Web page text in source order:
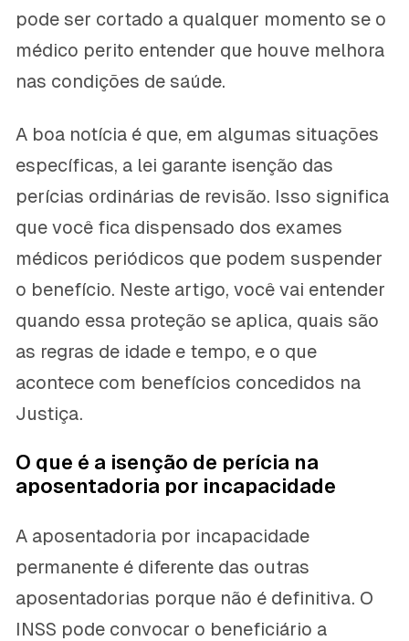
pode ser cortado a qualquer momento se o
médico perito entender que houve melhora
nas condições de saúde.
A boa notícia é que, em algumas situações
específicas, a lei garante isenção das
perícias ordinárias de revisão. Isso significa
que você fica dispensado dos exames
médicos periódicos que podem suspender
o benefício. Neste artigo, você vai entender
quando essa proteção se aplica, quais são
as regras de idade e tempo, e o que
acontece com benefícios concedidos na
Justiça.
O que é a isenção de perícia na
aposentadoria por incapacidade
A aposentadoria por incapacidade
permanente é diferente das outras
aposentadorias porque não é definitiva. O
INSS pode convocar o beneficiário a